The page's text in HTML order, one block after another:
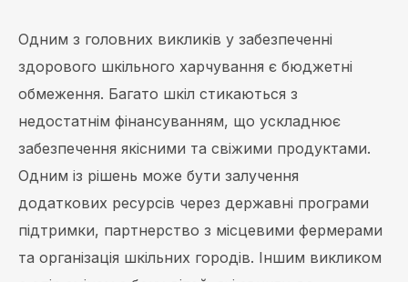
Одним з головних викликів у забезпеченні
здорового шкільного харчування є бюджетні
обмеження. Багато шкіл стикаються з
недостатнім фінансуванням, що ускладнює
забезпечення якісними та свіжими продуктами.
Одним із рішень може бути залучення
додаткових ресурсів через державні програми
підтримки, партнерство з місцевими фермерами
та організація шкільних городів. Іншим викликом